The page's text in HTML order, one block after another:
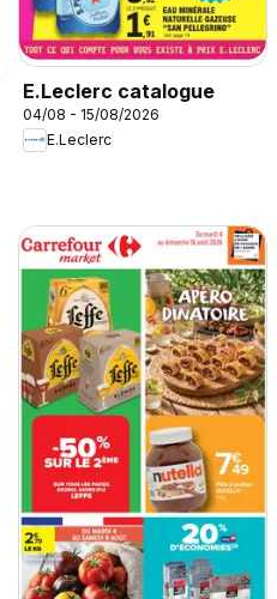
E.Leclerc catalogue
04/08 - 15/08/2026
E.Leclerc